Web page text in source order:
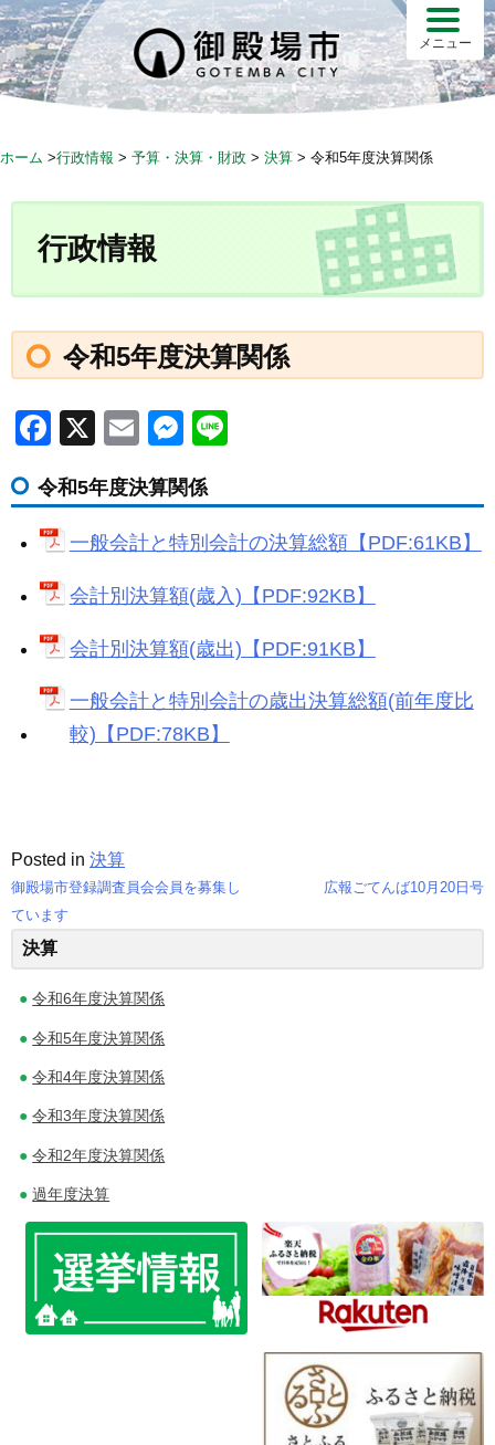
S
k
i
p
メニュー
ホーム >行政情報 > 予算・決算・財政 > 決算 > 令和5年度決算関係
行政情報
令和5年度決算関係
F
c
e
o
o
k
X
E
ail
M
ss
e
g
er
e
令和5年度決算関係
一般会計と特別会計の決算総額【PDF:61KB】
会計別決算額(歳入)【PDF:92KB】
会計別決算額(歳出)【PDF:91KB】
一般会計と特別会計の歳出決算総額(前年度比
較)【PDF:78KB】
Posted in 決算
投
稿
ナ
ビ
ゲ
ー
シ
ョ
御殿場市登録調査員会会員を募集し
ています
広報ごてんば10月20日号
決算
令和6年度決算関係
令和5年度決算関係
令和4年度決算関係
令和3年度決算関係
令和2年度決算関係
過年度決算